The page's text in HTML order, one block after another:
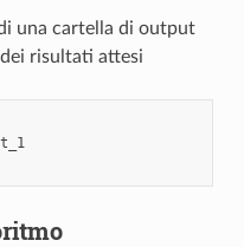
una cartella di output
risultati attesi